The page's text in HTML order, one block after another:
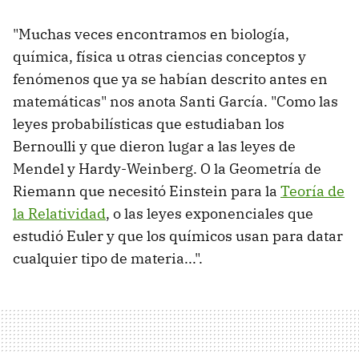
"Muchas veces encontramos en biología,
química, física u otras ciencias conceptos y
fenómenos que ya se habían descrito antes en
matemáticas" nos anota Santi García. "Como las
leyes probabilísticas que estudiaban los
Bernoulli y que dieron lugar a las leyes de
Mendel y Hardy-Weinberg. O la Geometría de
Riemann que necesitó Einstein para la Teoría de
la Relatividad, o las leyes exponenciales que
estudió Euler y que los químicos usan para datar
cualquier tipo de materia...".